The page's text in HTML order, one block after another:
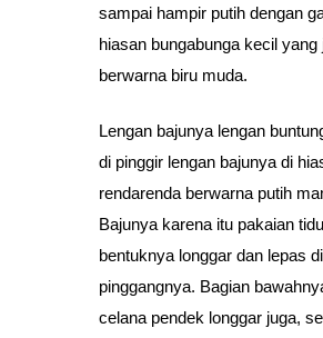
sampai hampir putih dengan
hiasan bungabunga kecil yang
berwarna biru muda.
Lengan bajunya lengan
di pinggir lengan bajunya di
rendarenda berwarna putih
Bajunya karena itu pakaian
bentuknya longgar dan lepas
pinggangnya. Bagian
celana pendek longgar juga,